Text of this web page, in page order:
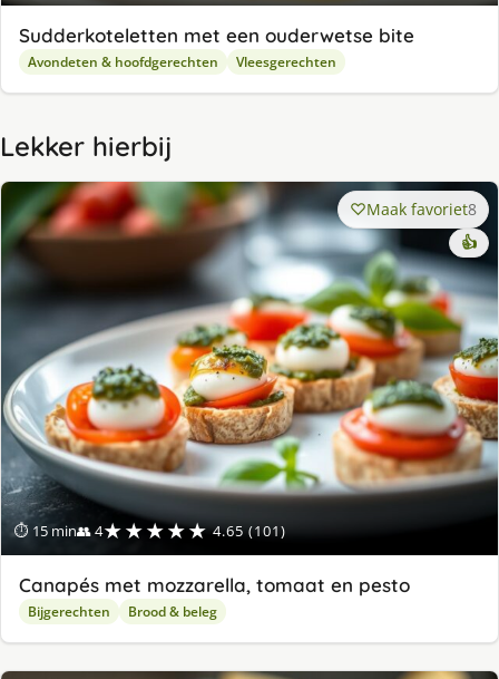
Sudderkoteletten met een ouderwetse bite
Avondeten & hoofdgerechten Vleesgerechten
Lekker hierbij
⏱ 15 min👥 4★★★★★ 4.65 (101)
Maak favoriet8
👍
Canapés met mozzarella, tomaat en pesto
Bijgerechten Brood & beleg